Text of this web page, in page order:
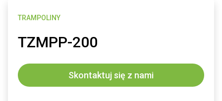
TRAMPOLINY
TZMPP-200
Skontaktuj się z nami